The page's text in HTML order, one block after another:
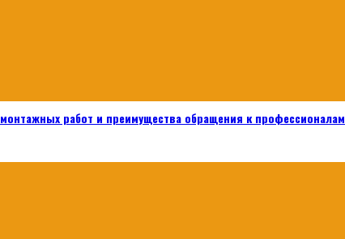
работ и преимущества обращения к профессионалам